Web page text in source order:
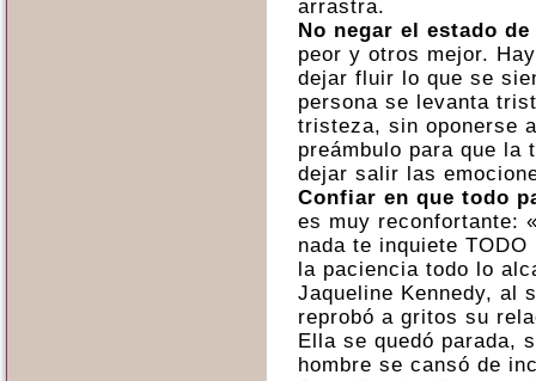
arrastra.
No negar el estado
peor y otros mejor.
dejar fluir lo que se
persona se levanta
tristeza, sin oponerse
preámbulo para que la
dejar salir las
Confiar en que todo
es muy reconfortante:
nada te inquiete
la paciencia todo lo
Jaqueline Kennedy, al
reprobó a gritos su
Ella se quedó parada,
hombre se cansó de